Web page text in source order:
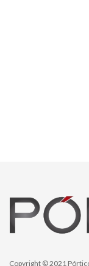
Copyright © 2021